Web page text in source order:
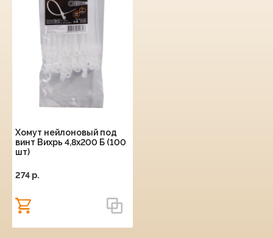
Хомут нейлоновый под
винт Вихрь 4,8х200 Б (100
шт)
274 p.